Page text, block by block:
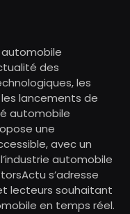
des
les
lancements de
automobile
une
avec un
automobile
s’adresse
lecteurs souhaitant
en temps réel.